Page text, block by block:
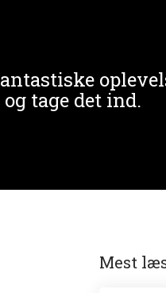
tage det ind.
Mest